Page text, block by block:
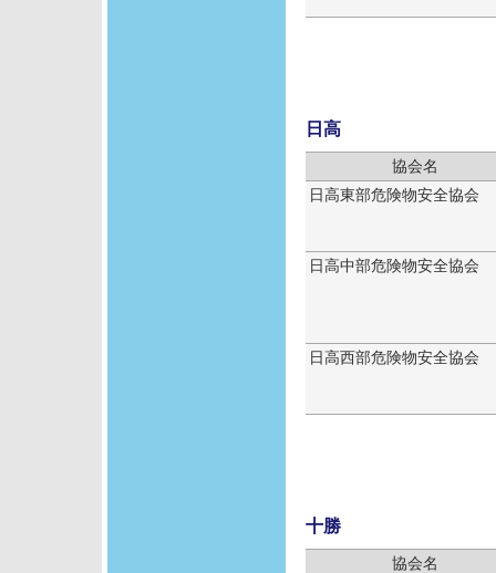
日高
協会名
日高東部危険物安全協会
日高中部危険物安全協会
日高西部危険物安全協会
十勝
協会名